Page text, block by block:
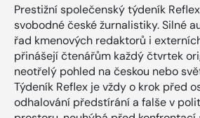
Prestižní společenský týdeník
svobodné české žurnalistiky. Silné
řad kmenových redaktorů i
přinášejí čtenářům každý čtvrtek
neotřelý pohled na českou nebo
Týdeník Reflex je vždy o krok před
odhalování předstírání a falše v